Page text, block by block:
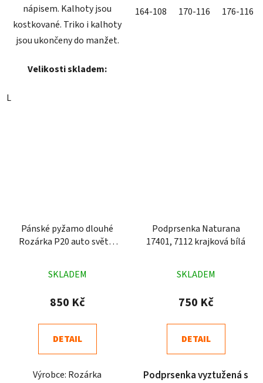
nápisem. Kalhoty jsou
kostkované. Triko i kalhoty
jsou ukončeny do manžet.
Velikosti skladem:
L
164-108 170-116 176-116
Pánské pyžamo dlouhé
Rozárka P20 auto světle
hodnocení
produktu
5,0
z
hvězdiček.
SKLADEM
850 Kč
DETAIL
Výrobce: Rozárka
Podprsenka Naturana
17401, 7112 krajková bílá
hodnocení
produktu
5,0
z
hvězdiček.
SKLADEM
750 Kč
DETAIL
Podprsenka vyztužená s